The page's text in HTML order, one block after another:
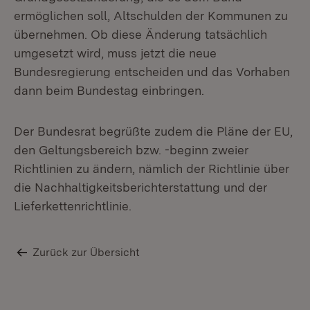
ermöglichen soll, Altschulden der Kommunen zu
übernehmen. Ob diese Änderung tatsächlich
umgesetzt wird, muss jetzt die neue
Bundesregierung entscheiden und das Vorhaben
dann beim Bundestag einbringen.
Der Bundesrat begrüßte zudem die Pläne der EU,
den Geltungsbereich bzw. -beginn zweier
Richtlinien zu ändern, nämlich der Richtlinie über
die Nachhaltigkeitsberichterstattung und der
Lieferkettenrichtlinie.
Zurück zur Übersicht